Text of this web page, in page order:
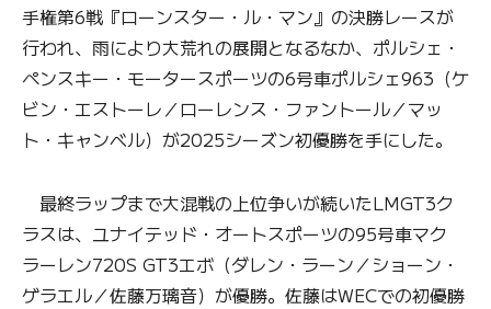
手権第6戦『ローンスター・ル・マン』の決勝レースが
行われ、雨により大荒れの展開となるなか、ポルシェ・
ペンスキー・モータースポーツの6号車ポルシェ963（ケ
ビン・エストーレ／ローレンス・ファントール／マッ
ト・キャンベル）が2025シーズン初優勝を手にした。
最終ラップまで大混戦の上位争いが続いたLMGT3ク
ラスは、ユナイテッド・オートスポーツの95号車マク
ラーレン720S GT3エボ（ダレン・ラーン／ショーン・
ゲラエル／佐藤万璃音）が優勝。佐藤はWECでの初優勝